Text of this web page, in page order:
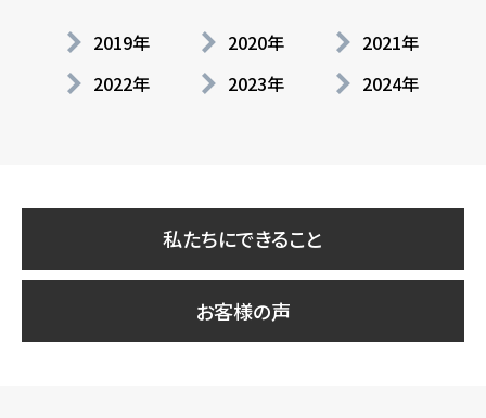
2019年 2020年
2021年
2022年
2023年 2024年
私たちにできること
お客様の声